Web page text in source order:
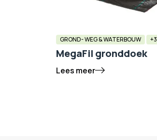
GROND- WEG & WATERBOUW +3
MegaFil gronddoek
Lees meer